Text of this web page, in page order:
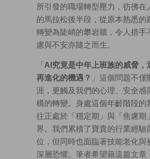
所引發的職場轉型壓力，彷彿在
的馬拉松後半段，從原本熟悉的
轉變為陡峭的攀岩牆，令人措手
慮與不安亦隨之而生。
「 AI 究竟是中年上班族的威脅，
再進化的機遇？ 」這個問題不僅
涯，更觸及我們的心理、安全感
構的轉變。身處這個年齡階段的
往正處於「穩定期」與「焦慮期
界。我們累積了寶貴的行業經驗
位，但同時也面臨著技能老化與
深層恐懼。筆者希望藉這篇文章